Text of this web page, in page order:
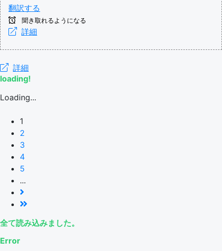
翻訳する
聞き取れるようになる
詳細
詳細
loading!
Loading...
1
2
3
4
5
...
全て読み込みました。
Error